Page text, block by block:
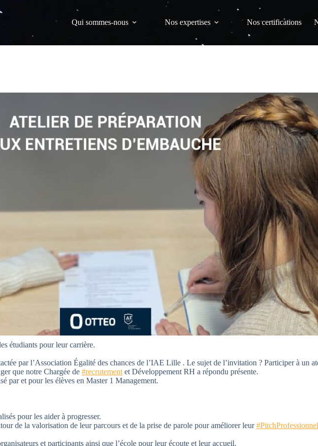
Qui sommes-nous Nos expertises Nos certifications
étudiants pour leur carrière.
par l’Association Égalité des chances de l’IAE Lille . Le sujet de l’invitation ? Participer à un
que notre Chargée de #recrutement et Développement RH a répondu présente.
par et pour les élèves en Master 1 Management.
pour les aider à progresser.
de la valorisation de leur parcours et de la prise de parole pour améliorer leur#PitchProfessionnel
et participants ainsi que l’école pour leur écoute et leur accueil.